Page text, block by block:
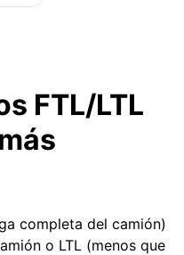
FTL/LTL
completa del camión)
o LTL (menos que